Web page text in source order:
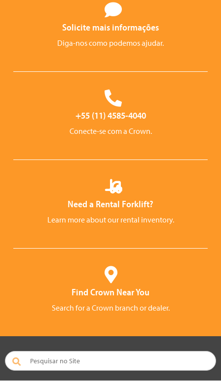
Solicite mais informações
Diga-nos como podemos ajudar.
+55 (11) 4585-4040
Conecte-se com a Crown.
Need a Rental Forklift?
Learn more about our rental inventory.
Find Crown Near You
Search for a Crown branch or dealer.